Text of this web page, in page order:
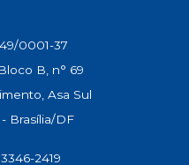
0001-37
B, n° 69
Asa Sul
- Brasília/DF
2419